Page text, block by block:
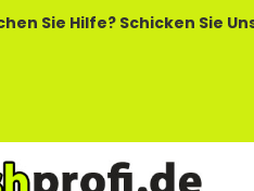
Sie Uns Gerne